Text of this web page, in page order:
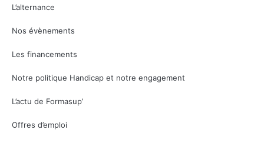
L’alternance
Nos évènements
Les financements
Notre politique Handicap et notre engagement
L’actu de Formasup’
Offres d’emploi